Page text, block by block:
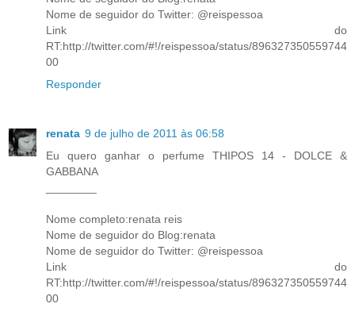
Nome de seguidor do Twitter: @reispessoa
Link do
RT:http://twitter.com/#!/reispessoa/status/896327350559744
00
Responder
renata 9 de julho de 2011 às 06:58
Eu quero ganhar o perfume THIPOS 14 - DOLCE &
GABBANA
Nome completo:renata reis
Nome de seguidor do Blog:renata
Nome de seguidor do Twitter: @reispessoa
Link do
RT:http://twitter.com/#!/reispessoa/status/896327350559744
00